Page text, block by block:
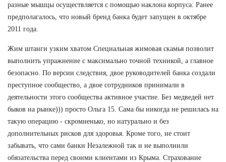
разные мышцы осуществляется с помощью наклона корпуса. Ранее
предполагалось, что новый бренд банка будет запущен в октябре
2011 года.
Жим штанги узким хватом Специальная жимовая скамья позволит
выполнить упражнение с максимально точной техникой, а главное
безопасно. По версии следствия, двое руководителей банка создали
преступное сообщество, а двое сотрудников принимали в
деятельности этого сообщества активное участие. Без медведей нет
быков на рынке))) просто Ольга 15. Сама бы никогда не решилась на
такую операцию - скромненько, но натурально и без
дополнительных рисков для здоровья. Кроме того, не стоит
забывать, что сами банки Незалежной так и не выполнили
обязательства перед своими клиентами из Крыма. Страхование